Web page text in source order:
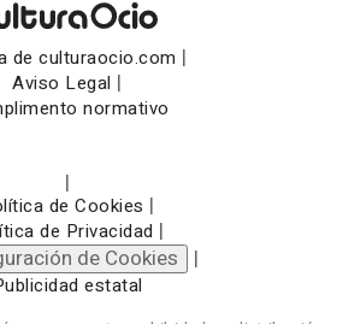
de culturaocio.com |
Aviso Legal |
normativo
|
de Cookies |
de Privacidad |
de Cookies |
estatal